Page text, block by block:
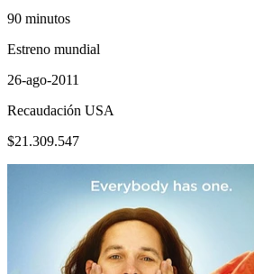
90 minutos
Estreno mundial
26-ago-2011
Recaudación USA
$21.309.547